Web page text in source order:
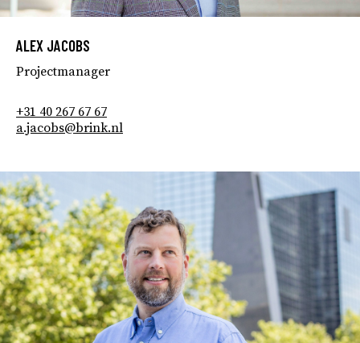
ALEX JACOBS
Projectmanager
+31 40 267 67 67
a.jacobs@brink.nl